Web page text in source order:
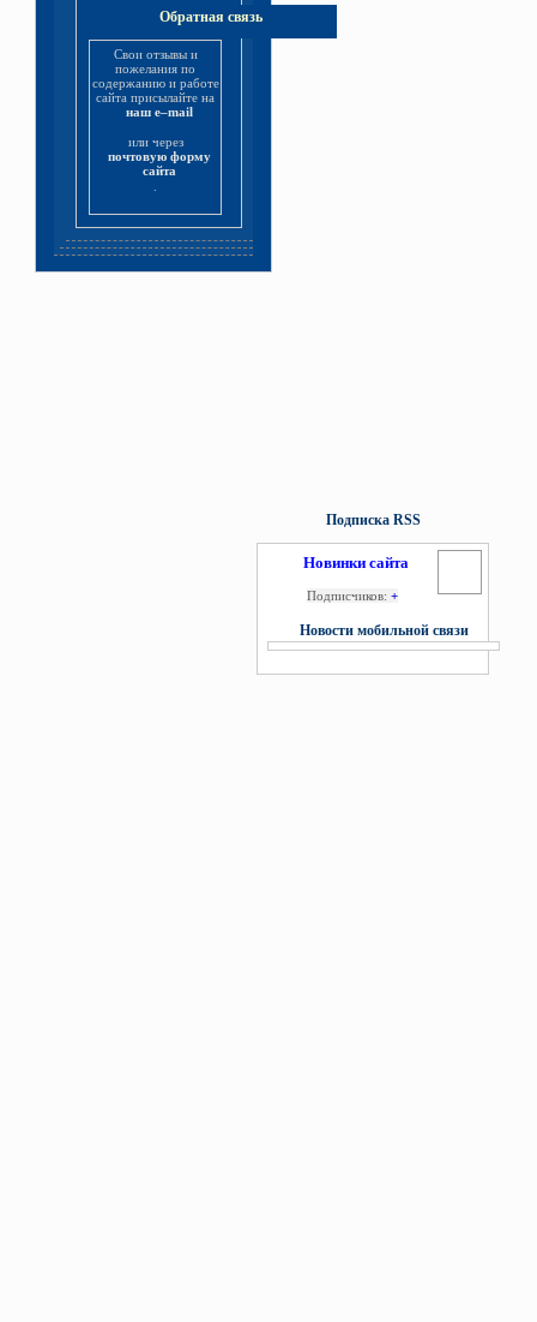
Обратная связь
Свои отзывы и
пожелания по
содержанию и работе
сайта присылайте на
наш e–mail
или через
почтовую форму
сайта
Подписка RSS
Новинки сайта
Подписчиков: +
Новости мобильной связи